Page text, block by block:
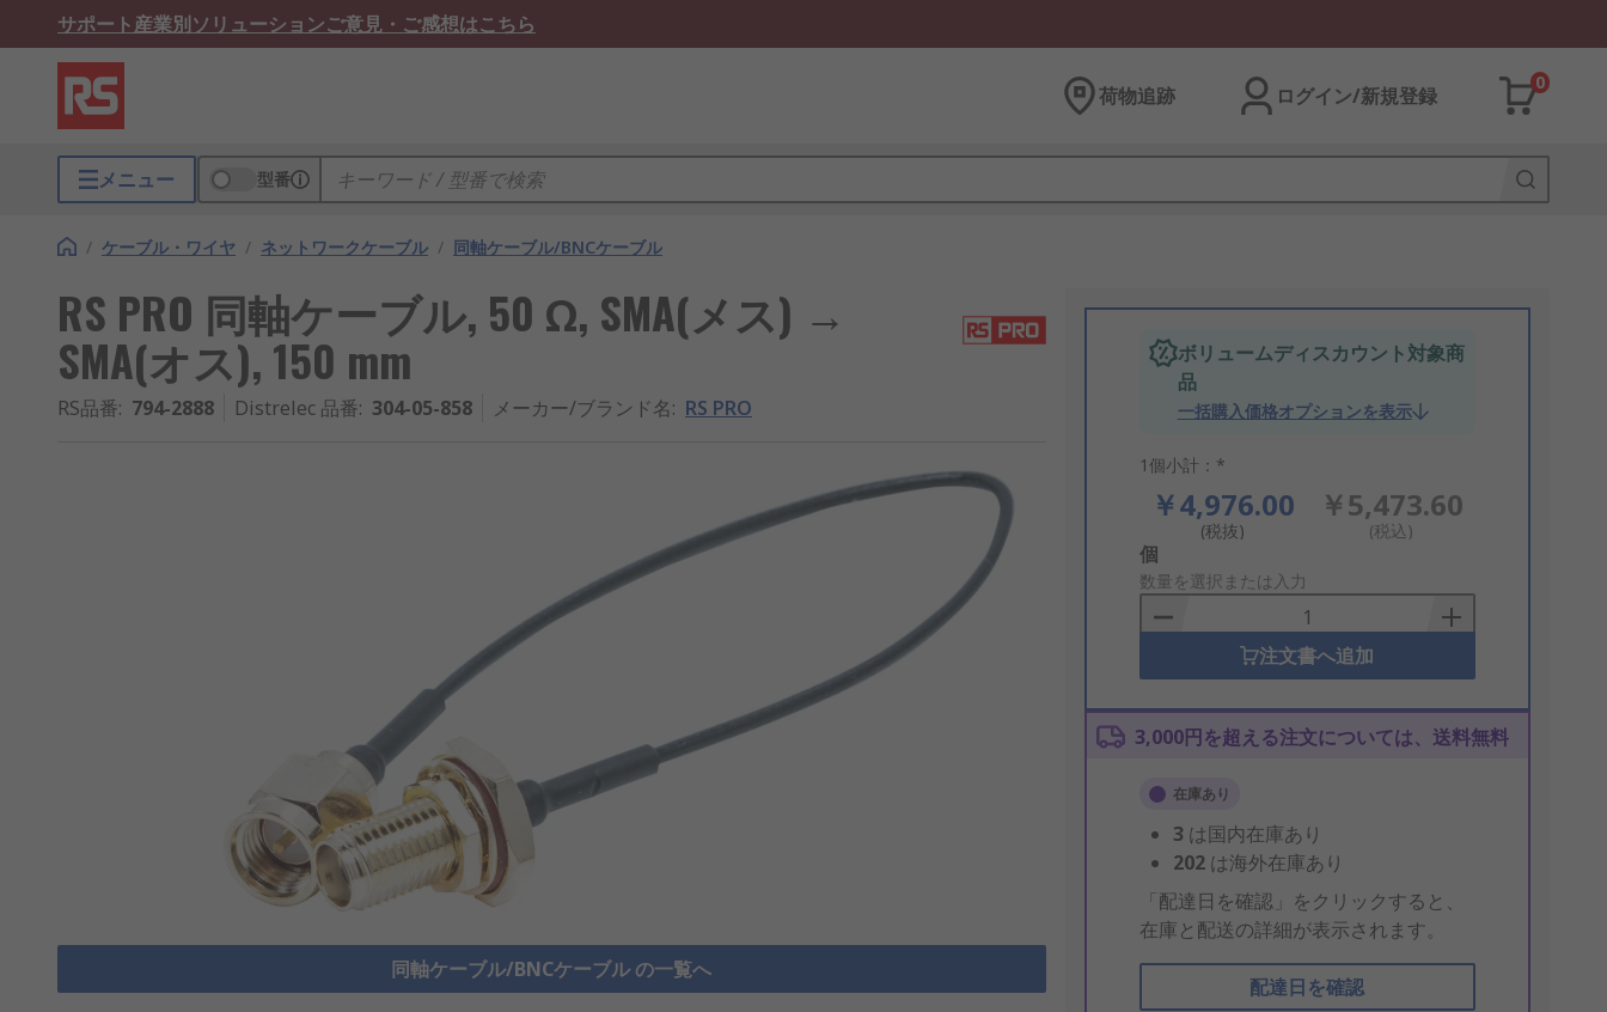
サポート産業別ソリューションご意見・ご感想はこちら
荷物追跡 ログイン/新規登録
0
メニュー 型番
/ ケーブル・ワイヤ / ネットワークケーブル / 同軸ケーブル/BNCケーブル
RS PRO 同軸ケーブル, 50 Ω, SMA(メス) →
SMA(オス), 150 mm
RS品番: 794-2888 Distrelec 品番: 304-05-858 メーカー/ブランド名: RS PRO
同軸ケーブル/BNCケーブル の一覧へ
ボリュームディスカウント対象商
品
一括購入価格オプションを表示
1個小計：*
￥4,976.00
(税抜)
￥5,473.60
(税込)
Add
to
Basket
個
数量を選択または入力
注文書へ追加
3,000円を超える注文については、送料無料
在庫あり
3 は国内在庫あり
202 は海外在庫あり
「配達日を確認」をクリックすると、
在庫と配送の詳細が表示されます。
配達日を確認